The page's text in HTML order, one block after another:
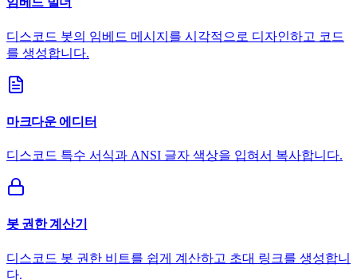
디스코드 봇의 임베드 메시지를 시각적으로 디자인하고 코드
를 생성합니다.
마크다운 에디터
디스코드 특수 서식과 ANSI 글자 색상을 입혀서 복사합니다.
봇 권한 계산기
디스코드 봇 권한 비트를 쉽게 계산하고 초대 링크를 생성합니
다.